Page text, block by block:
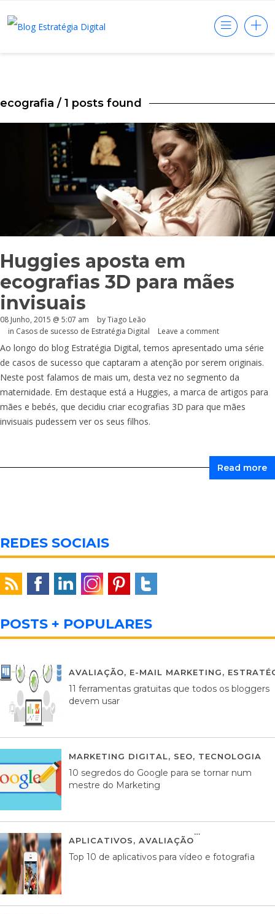
ecografia / 1 posts found
Huggies aposta em
ecografias 3D para mães
invisuais
08 Junho, 2015 @ 5:07 am
by Tiago Leão
in Casos de sucesso de Estratégia Digital Leave a comment
Ao longo do blog Estratégia Digital, temos apresentado uma série
de casos de sucesso que captaram a atenção por serem originais.
Neste post falamos de mais um, desta vez no segmento da
maternidade. Em destaque está a Huggies, a marca de artigos para
mães e bebés, que decidiu criar ecografias 3D para que mães
invisuais pudessem ver os seus filhos.
Read more
REDES SOCIAIS
POSTS + POPULARES
AVALIAÇÃO, E-MAIL MARKETING,
11 ferramentas gratuitas que todos os bloggers
devem usar
MARKETING DIGITAL, SEO, TECNOLOGIA
10 segredos do Google para se tornar num
mestre do Marketing
APLICATIVOS, AVALIAÇÃO
Top 10 de aplicativos para vídeo e fotografia